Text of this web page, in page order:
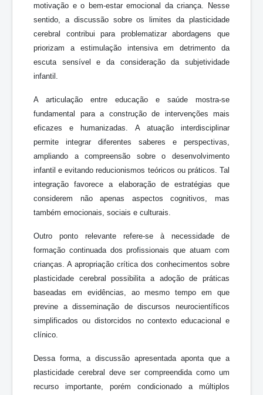
motivação e o bem-estar emocional da criança. Nesse
sentido, a discussão sobre os limites da plasticidade
cerebral contribui para problematizar abordagens que
priorizam a estimulação intensiva em detrimento da
escuta sensível e da consideração da subjetividade
infantil.
A articulação entre educação e saúde mostra-se
fundamental para a construção de intervenções mais
eficazes e humanizadas. A atuação interdisciplinar
permite integrar diferentes saberes e perspectivas,
ampliando a compreensão sobre o desenvolvimento
infantil e evitando reducionismos teóricos ou práticos. Tal
integração favorece a elaboração de estratégias que
considerem não apenas aspectos cognitivos, mas
também emocionais, sociais e culturais.
Outro ponto relevante refere-se à necessidade de
formação continuada dos profissionais que atuam com
crianças. A apropriação crítica dos conhecimentos sobre
plasticidade cerebral possibilita a adoção de práticas
baseadas em evidências, ao mesmo tempo em que
previne a disseminação de discursos neurocientíficos
simplificados ou distorcidos no contexto educacional e
clínico.
Dessa forma, a discussão apresentada aponta que a
plasticidade cerebral deve ser compreendida como um
recurso importante, porém condicionado a múltiplos